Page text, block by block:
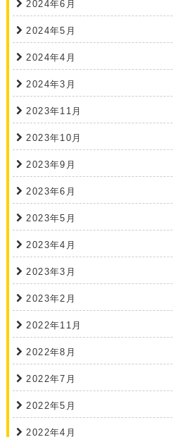
2024年6月
2024年5月
2024年4月
2024年3月
2023年11月
2023年10月
2023年9月
2023年6月
2023年5月
2023年4月
2023年3月
2023年2月
2022年11月
2022年8月
2022年7月
2022年5月
2022年4月